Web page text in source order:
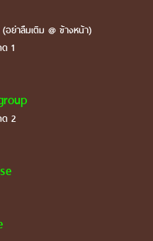
ย่าลืมเติม @ ข้างหน้า)
1
2